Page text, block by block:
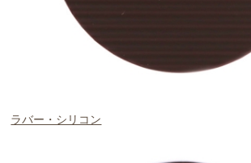
ラバー・シリコン